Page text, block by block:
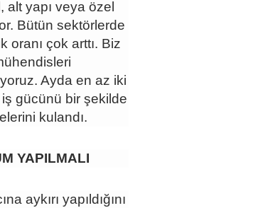
alt yapı veya özel
Bütün sektörlerde
çok arttı. Biz
Ayda en az iki
gücünü bir şekilde
kulandı.
YAPILMALI
aykırı yapıldığını